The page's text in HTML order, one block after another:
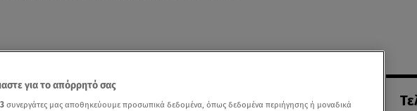
για το απόρρητό σας
συνεργάτες μας αποθηκεύουμε προσωπικά δεδομένα, όπως δεδομένα περιήγησης ή μοναδικά